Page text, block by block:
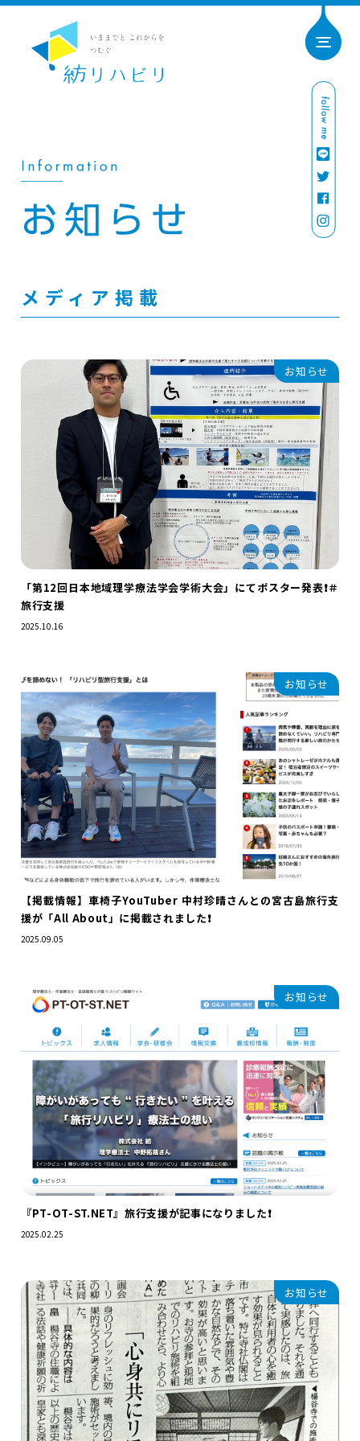
メディア掲載
お知らせ
「第12回日本地域理学療法学会学術大会」にてポスター発表❗️＃
旅行支援
2025.10.16
お知らせ
【掲載情報】車椅子YouTuber 中村珍晴さんとの宮古島旅行支
援が「All About」に掲載されました❗️
2025.09.05
お知らせ
『PT-OT-ST.NET』旅行支援が記事になりました❗️
2025.02.25
お知らせ